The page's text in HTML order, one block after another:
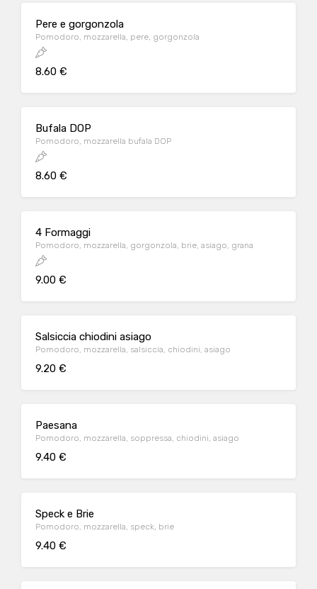
Pere e gorgonzola
Pomodoro, mozzarella, pere, gorgonzola
8.60 €
Bufala DOP
Pomodoro, mozzarella bufala DOP
8.60 €
4 Formaggi
Pomodoro, mozzarella, gorgonzola, brie, asiago, grana
9.00 €
Salsiccia chiodini asiago
Pomodoro, mozzarella, salsiccia, chiodini, asiago
9.20 €
Paesana
Pomodoro, mozzarella, soppressa, chiodini, asiago
9.40 €
Speck e Brie
Pomodoro, mozzarella, speck, brie
9.40 €